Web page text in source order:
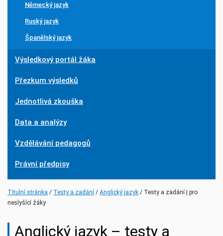
Německý jazyk
Ruský jazyk
Španělský jazyk
Výsledkový portál žáka
Přezkum výsledků
Jednotlivá zkouška
Data a analýzy
Vzdělávání pedagogů
Právní předpisy
Titulní stránka Testy a zadání(current)
Anglický jazyk(current)
Testy a zadání | pro
neslyšící žáky
Anglický jazyk – testy a